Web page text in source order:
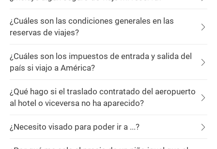
¿Cuáles son las condiciones generales en las
reservas de viajes?
¿Cuáles son los impuestos de entrada y salida del
país si viajo a América?
¿Qué hago si el traslado contratado del aeropuerto
al hotel o viceversa no ha aparecido?
¿Necesito visado para poder ir a ...?